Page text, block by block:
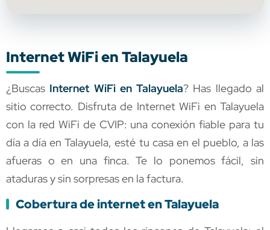
Internet WiFi en Talayuela
¿Buscas Internet WiFi en Talayuela? Has llegado al
sitio correcto. Disfruta de Internet WiFi en Talayuela
con la red WiFi de CVIP: una conexión fiable para tu
día a día en Talayuela, esté tu casa en el pueblo, a las
afueras o en una finca. Te lo ponemos fácil, sin
ataduras y sin sorpresas en la factura.
Cobertura de internet en Talayuela